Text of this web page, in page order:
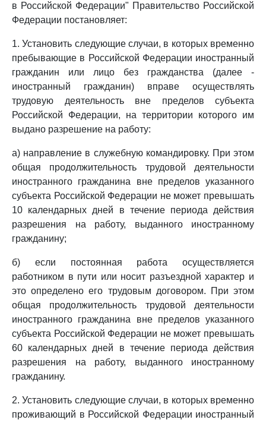
в Российской Федерации" Правительство Российской
Федерации постановляет:
1. Установить следующие случаи, в которых временно
пребывающие в Российской Федерации иностранный
гражданин или лицо без гражданства (далее -
иностранный гражданин) вправе осуществлять
трудовую деятельность вне пределов субъекта
Российской Федерации, на территории которого им
выдано разрешение на работу:
а) направление в служебную командировку. При этом
общая продолжительность трудовой деятельности
иностранного гражданина вне пределов указанного
субъекта Российской Федерации не может превышать
10 календарных дней в течение периода действия
разрешения на работу, выданного иностранному
гражданину;
б) если постоянная работа осуществляется
работником в пути или носит разъездной характер и
это определено его трудовым договором. При этом
общая продолжительность трудовой деятельности
иностранного гражданина вне пределов указанного
субъекта Российской Федерации не может превышать
60 календарных дней в течение периода действия
разрешения на работу, выданного иностранному
гражданину.
2. Установить следующие случаи, в которых временно
проживающий в Российской Федерации иностранный